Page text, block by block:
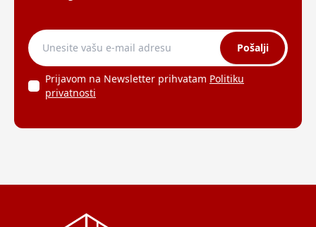
Pošalji
Prijavom na Newsletter prihvatam Politiku
privatnosti